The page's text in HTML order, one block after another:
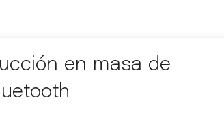
en masa de